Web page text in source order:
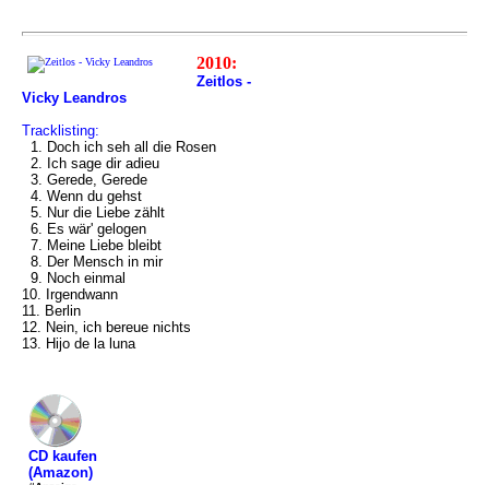
2010:
Zeitlos -
Vicky Leandros
Tracklisting:
1. Doch ich seh all die Rosen
2. Ich sage dir adieu
3. Gerede, Gerede
4. Wenn du gehst
5. Nur die Liebe zählt
6. Es wär' gelogen
7. Meine Liebe bleibt
8. Der Mensch in mir
9. Noch einmal
10. Irgendwann
11. Berlin
12. Nein, ich bereue nichts
13. Hijo de la luna
CD kaufen
(Amazon)